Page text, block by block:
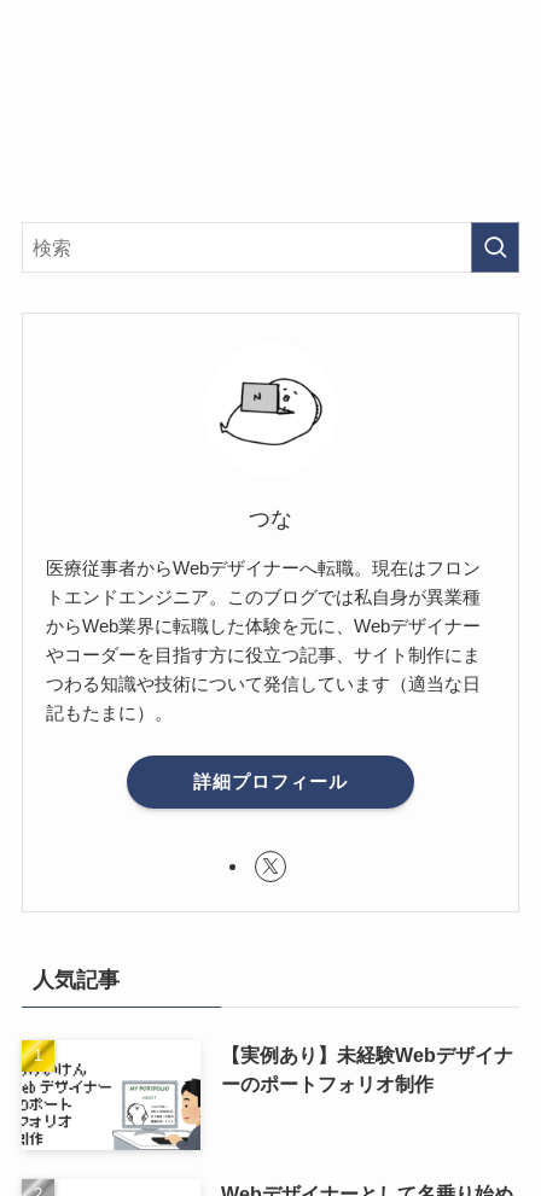
つな
医療従事者からWebデザイナーへ転職。現在はフロン
トエンドエンジニア。このブログでは私自身が異業種
からWeb業界に転職した体験を元に、Webデザイナー
やコーダーを目指す方に役立つ記事、サイト制作にま
つわる知識や技術について発信しています（適当な日
記もたまに）。
詳細プロフィール
人気記事
【実例あり】未経験Webデザイナ
ーのポートフォリオ制作